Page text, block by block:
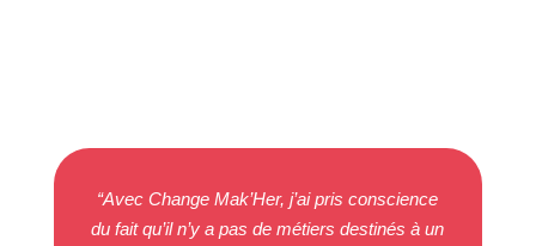
“Avec Change Mak’Her, j’ai pris conscience
du fait qu’il n’y a pas de métiers destinés à un